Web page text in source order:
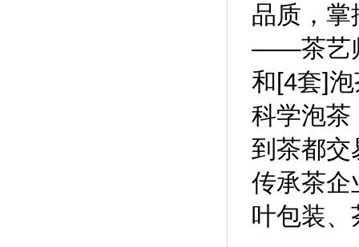
品质，掌
——茶艺
和[4套]
科学泡茶
到茶都交
传承茶企
叶包装、